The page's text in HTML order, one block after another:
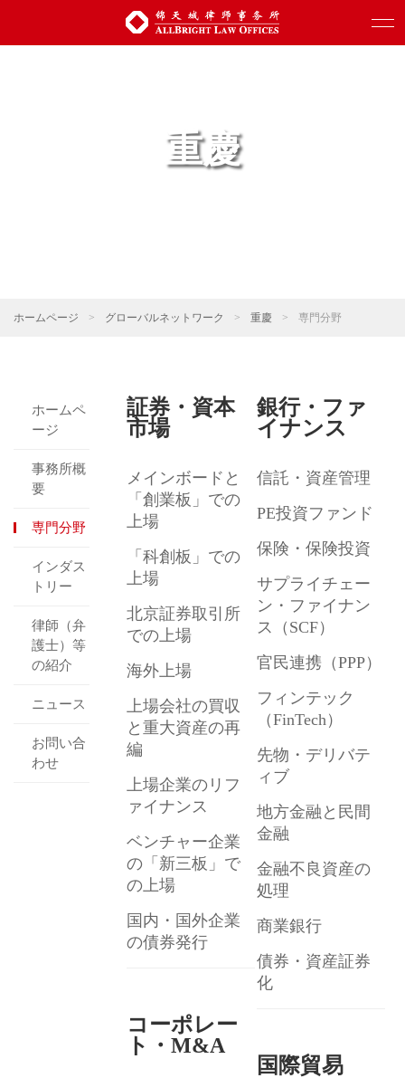
重慶
ホームページ > グローバルネットワーク > 重慶 > 専門分野
ホームペ
ージ
事務所概
要
専門分野
インダス
トリー
律師（弁
護士）等
の紹介
ニュース
お問い合
わせ
証券・資本
市場
メインボードと
「創業板」での
上場
「科創板」での
上場
北京証券取引所
での上場
海外上場
上場会社の買収
と重大資産の再
編
上場企業のリフ
ァイナンス
ベンチャー企業
の「新三板」で
の上場
国内・国外企業
の債券発行
銀行・ファ
イナンス
信託・資産管理
PE投資ファンド
保険・保険投資
サプライチェー
ン・ファイナン
ス（SCF）
官民連携（PPP）
フィンテック
（FinTech）
先物・デリバテ
ィブ
地方金融と民間
金融
金融不良資産の
処理
商業銀行
債券・資産証券
化
コーポレー
ト・M&A
国際貿易